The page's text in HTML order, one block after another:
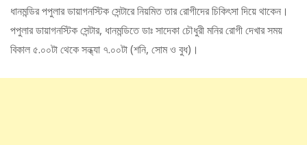
ধানমন্ডির পপুলার ডায়াগনস্টিক সেন্টারে নিয়মিত তার রোগীদের চিকিৎসা দিয়ে থাকেন।
পপুলার ডায়াগনস্টিক সেন্টার, ধানমন্ডিতে ডাঃ সাদেকা চৌধুরী মনির রোগী দেখার সময়
বিকাল ৫.০০টা থেকে সন্ধ্যা ৭.০০টা (শনি, সোম ও বুধ)।